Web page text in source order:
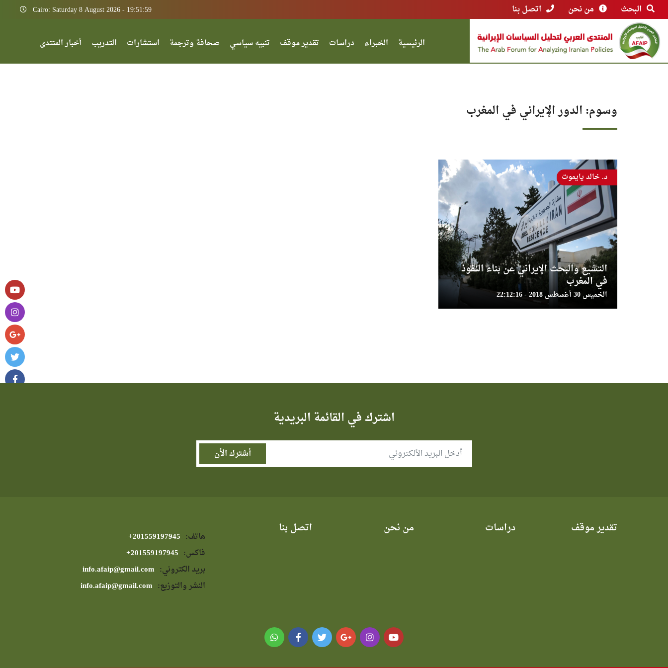
البحث من نحن اتصل بنا Cairo: Saturday 8 August 2026 - 19:51:59
الرئيسية الخبراء دراسات تقدير موقف تنبيه سياسي صحافة وترجمة استشارات التدريب أخبار المنتدى
وسوم: الدور الإيراني في المغرب
التشيع والبحث الإيراني عن بناء النفوذ
في المغرب
الخميس 30 أغسطس 2018 - 22:12:16
د. خالد يايموت
اشترك في القائمة البريدية
تقدير موقف دراسات من نحن اتصل بنا
هاتف:
فاكس:
بريد الكتروني:
النشر والتوزيع: